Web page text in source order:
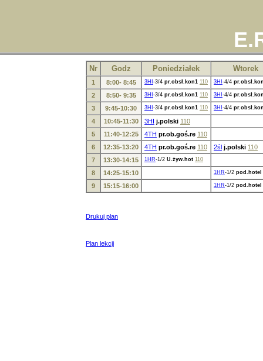
Nr Godz Poniedziałek Wtorek
1 8:00- 8:45 3HI -3/4 pr.obsł.kon1 110 3HI -4/4
2 8:50- 9:35 3HI -3/4 pr.obsł.kon1 110 3HI -4/4
3 9:45-10:30 3HI -3/4 pr.obsł.kon1 110 3HI -4/4
4 10:45-11:30 3HI j.polski 110
5
11:40-12:25 4TH pr.ob.goś.re 110
6
12:35-13:20 4TH pr.ob.goś.re 110 2śl j.polski 110
7
13:30-14:15 1HR-1/2 U.żyw.hot 110
8 14:25-15:10 1HR-1/2 pod.hotel
9 15:15-16:00 1HR-1/2 pod.hotel
Drukuj plan
Plan lekcji